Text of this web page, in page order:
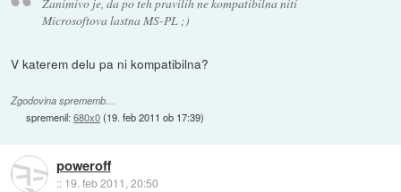
Microsoftova lastna MS-PL ;)
V katerem delu pa ni kompatibilna?
Zgodovina sprememb…
spremenil:680x0(19. feb 2011 ob 17:39)
poweroff
:: 19. feb 2011, 20:50